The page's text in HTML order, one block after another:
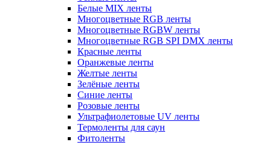
Белые MIX ленты
Многоцветные RGB ленты
Многоцветные RGBW ленты
Многоцветные RGB SPI DMX ленты
Красные ленты
Оранжевые ленты
Желтые ленты
Зелёные ленты
Синие ленты
Розовые ленты
Ультрафиолетовые UV ленты
Термоленты для саун
Фитоленты